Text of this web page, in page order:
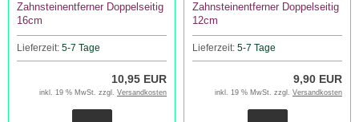
Zahnsteinentferner Doppelseitig
16cm
Lieferzeit: 5-7 Tage
10,95 EUR
inkl. 19 % MwSt. zzgl. Versandkosten
Zahnsteinentferner Doppelseitig
12cm
Lieferzeit: 5-7 Tage
9,90 EUR
inkl. 19 % MwSt. zzgl. Versandkosten